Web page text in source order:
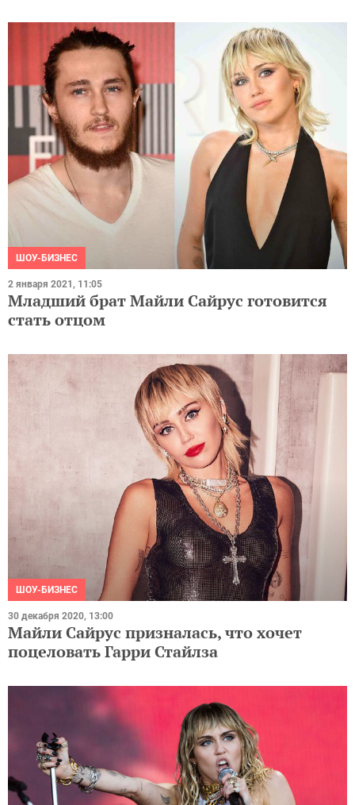
ШОУ-БИЗНЕС
2 января 2021, 11:05
Младший брат Майли Сайрус готовится
стать отцом
ШОУ-БИЗНЕС
30 декабря 2020, 13:00
Майли Сайрус призналась, что хочет
поцеловать Гарри Стайлза